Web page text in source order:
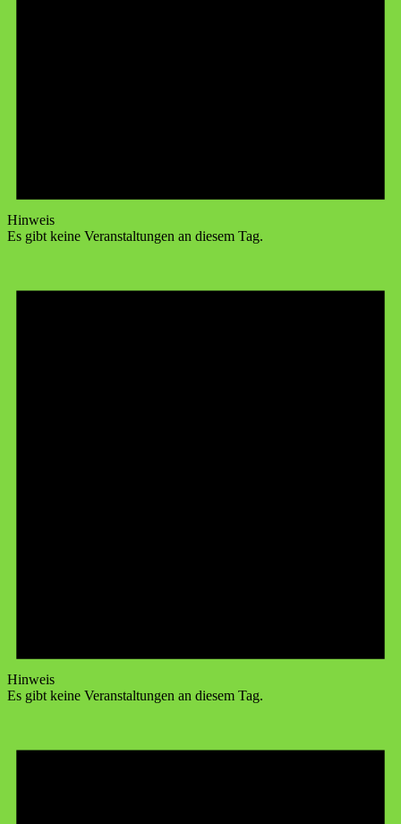
Hinweis
Es gibt keine Veranstaltungen an diesem Tag.
Hinweis
Es gibt keine Veranstaltungen an diesem Tag.